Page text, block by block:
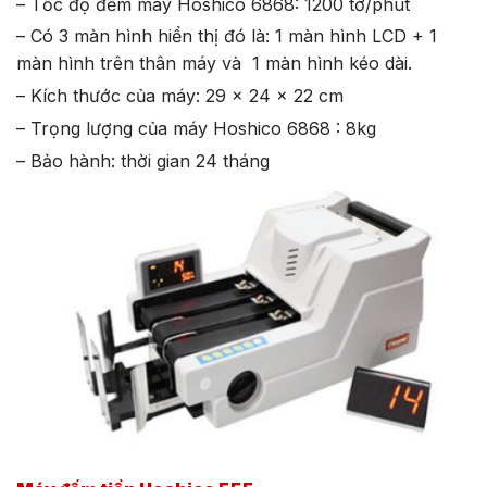
– Có 3 màn hình hiển thị đó là: 1 màn hình LCD + 1
màn hình trên thân máy và 1 màn hình kéo dài.
– Kích thước của máy: 29 x 24 x 22 cm
– Trọng lượng của máy Hoshico 6868 : 8kg
– Bảo hành: thời gian 24 tháng